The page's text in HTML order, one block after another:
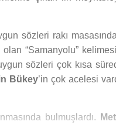
sözleri rakı
olan “Samanyolu”
sözleri çok kısa
Bükey’in çok acelesi
bulmuşlardı.